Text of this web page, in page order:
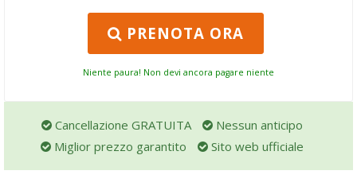
PRENOTA ORA
Niente paura! Non devi ancora pagare niente
Cancellazione GRATUITA
Nessun anticipo
Miglior prezzo garantito
Sito web ufficiale